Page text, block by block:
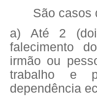
São casos
a) Até 2
falecimento
irmão ou
trabalho e
dependência